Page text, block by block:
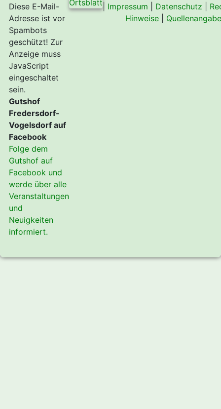
Diese E-Mail-
Adresse ist vor
Spambots
geschützt! Zur
Anzeige muss
JavaScript
eingeschaltet
sein.
Gutshof
Fredersdorf-
Vogelsdorf auf
Facebook
Folge dem
Gutshof auf
Facebook und
werde über alle
Veranstaltungen
und
Neuigkeiten
informiert.
Impressum Datenschutz
Hinweise|